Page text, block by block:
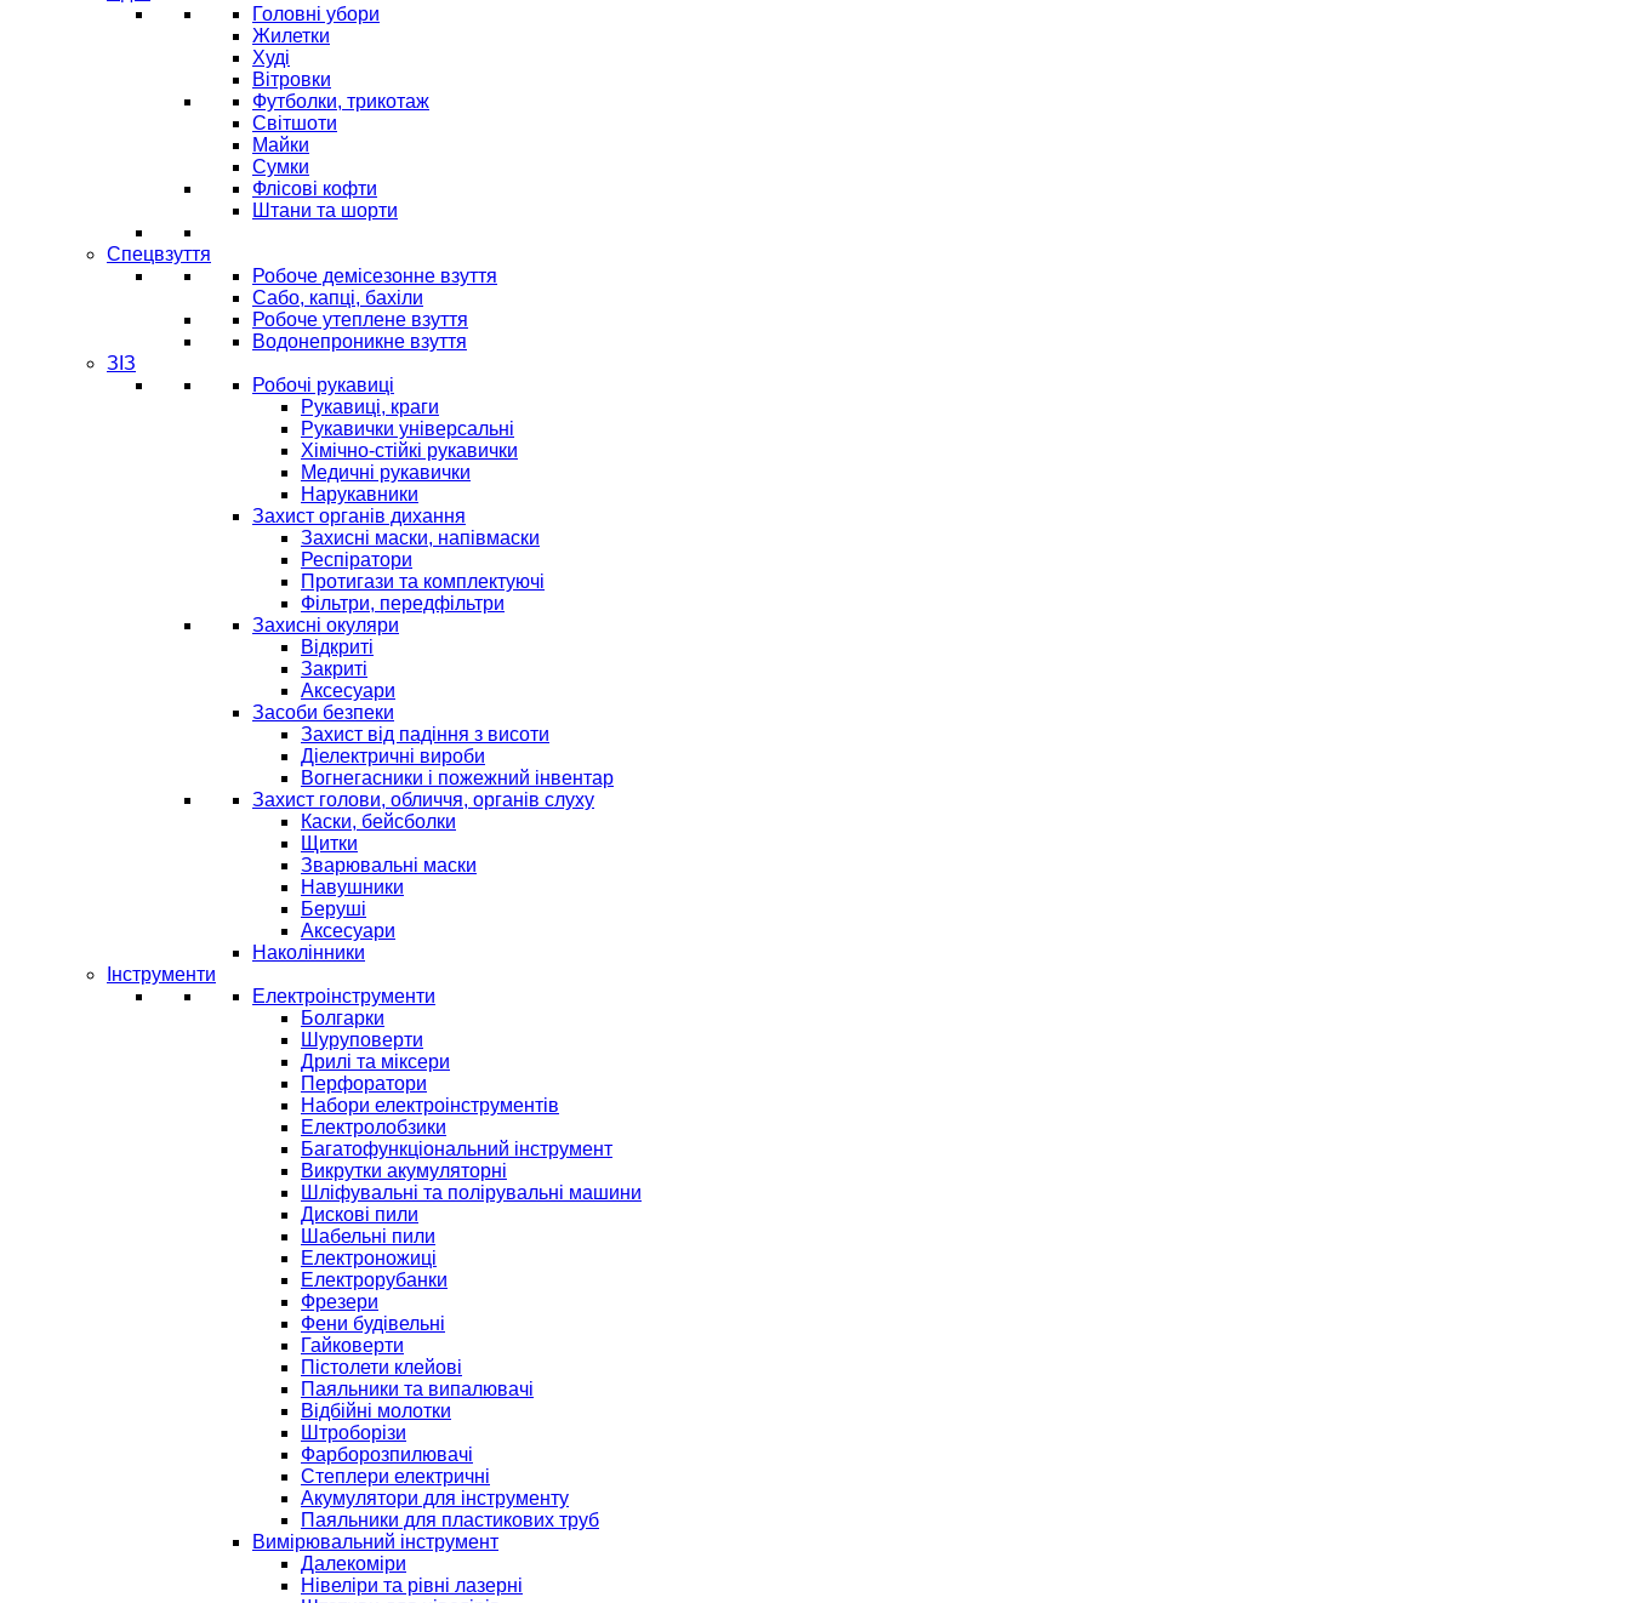
Головні убори
Жилетки
Худі
Вітровки
Футболки, трикотаж
Світшоти
Майки
Сумки
Флісові кофти
Штани та шорти
Спецвзуття
Робоче демісезонне взуття
Сабо, капці, бахіли
Робоче утеплене взуття
Водонепроникне взуття
ЗІЗ
Робочі рукавиці
Рукавиці, краги
Рукавички універсальні
Хімічно-стійкі рукавички
Медичні рукавички
Нарукавники
Захист органів дихання
Захисні маски, напівмаски
Респіратори
Протигази та комплектуючі
Фільтри, передфільтри
Захисні окуляри
Відкриті
Закриті
Аксесуари
Засоби безпеки
Захист від падіння з висоти
Діелектричні вироби
Вогнегасники і пожежний інвентар
Захист голови, обличчя, органів слуху
Каски, бейсболки
Щитки
Зварювальні маски
Навушники
Беруші
Аксесуари
Наколінники
Інструменти
Електроінструменти
Болгарки
Шуруповерти
Дрилі та міксери
Перфоратори
Набори електроінструментів
Електролобзики
Багатофункціональний інструмент
Викрутки акумуляторні
Шліфувальні та полірувальні машини
Дискові пили
Шабельні пили
Електроножиці
Електрорубанки
Фрезери
Фени будівельні
Гайковерти
Пістолети клейові
Паяльники та випалювачі
Відбійні молотки
Штроборізи
Фарборозпилювачі
Степлери електричні
Акумулятори для інструменту
Паяльники для пластикових труб
Вимірювальний інструмент
Далекоміри
Нівеліри та рівні лазерні